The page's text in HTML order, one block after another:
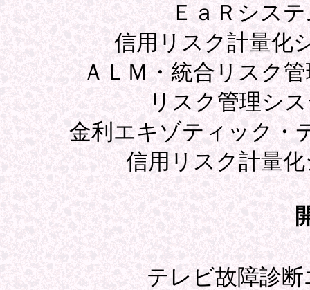
ＥａＲシス
信用リスク計量化
ＡＬＭ・統合リスク
リスク管理シ
金利エキゾティック・
信用リスク計量
テレビ故障診